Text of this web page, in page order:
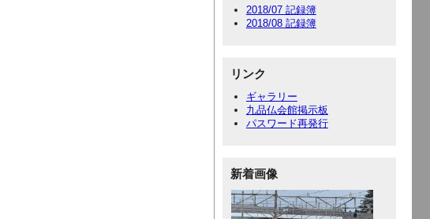
2018/07 記録簿
2018/08 記録簿
リンク
ギャラリー
九品仏会館掲示板
パスワード再発行
新着画像